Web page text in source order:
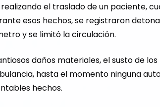
el traslado de un paciente,
esos hechos, se registraron
y se limitó la circulación.
daños materiales, el susto de
hasta el momento ninguna
hechos.